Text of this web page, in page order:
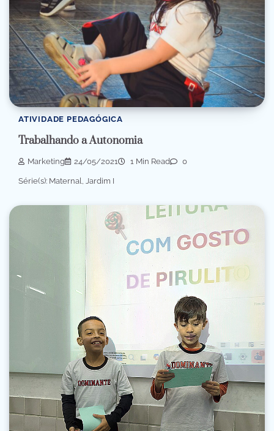
ATIVIDADE PEDAGÓGICA
Trabalhando a Autonomia
Marketing 24/05/2021 1 Min Read 0
Série(s): Maternal, Jardim I